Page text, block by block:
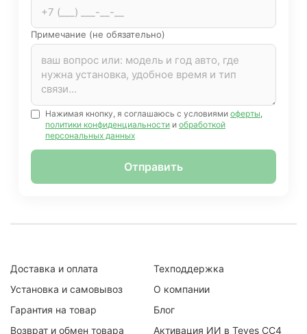
Примечание (не обязательно)
Нажимая кнопку, я соглашаюсь с условиями оферты
политики конфиденциальности и обработкой
персональных данных
Отправить
Доставка и оплата
Установка и самовывоз
Гарантия на товар
Возврат и обмен товара
Техподдержка
О компании
Блог
Активация ИИ в Teyes CC4